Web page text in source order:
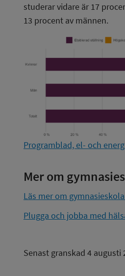
studerar vidare är 17
13 procent av männen.
Programblad, el- och
Mer om
Läs mer om
Plugga och jobba med
Senast granskad 4 augusti